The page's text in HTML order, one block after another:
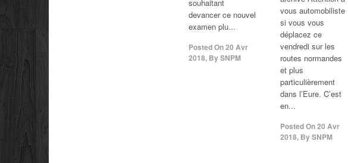
souhaitant
devancer ce nouvel
examen plu...
Posted On20 Avr
2018, BySNPM
vous automobiliste
si vous vous
déplacez ce
vendredi sur les
routes normandes
et plus
particulièrement
dans l’Eure. C’est
en...
Posted On20 Avr
2018, BySNPM